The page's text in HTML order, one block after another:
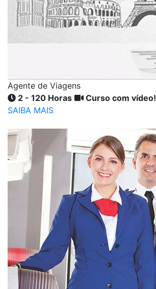
Agente de Viagens
2 - 120 Horas
Curso com vídeo!
SAIBA MAIS